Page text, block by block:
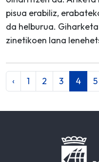
pisua erabiliz,
da helburua.
zinetikoen lana
‹ 1 2 3 4 5